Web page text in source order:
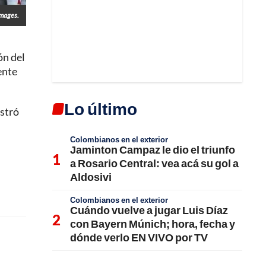
del
Lo último
Colombianos en el exterior
Jaminton Campaz le dio el triunfo
a Rosario Central: vea acá su gol a
Aldosivi
Colombianos en el exterior
Cuándo vuelve a jugar Luis Díaz
con Bayern Múnich; hora, fecha y
dónde verlo EN VIVO por TV